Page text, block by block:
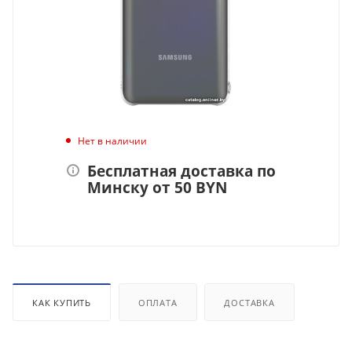
Нет в наличии
Бесплатная доставка по
Минску от 50 BYN
КАК КУПИТЬ ОПЛАТА ДОСТАВКА